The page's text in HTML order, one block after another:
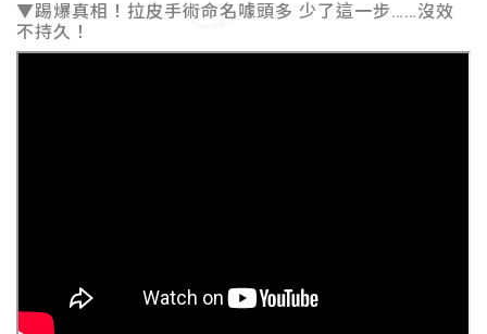
▼踢爆真相！拉皮手術命名噱頭多 少了這一步……沒效
不持久！